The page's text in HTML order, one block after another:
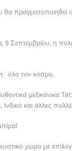
θα
Σεπτεμβρίου, η πόλη
όλο τον κόσμο.
μεξικάνικα
και άλλες
χώρο με